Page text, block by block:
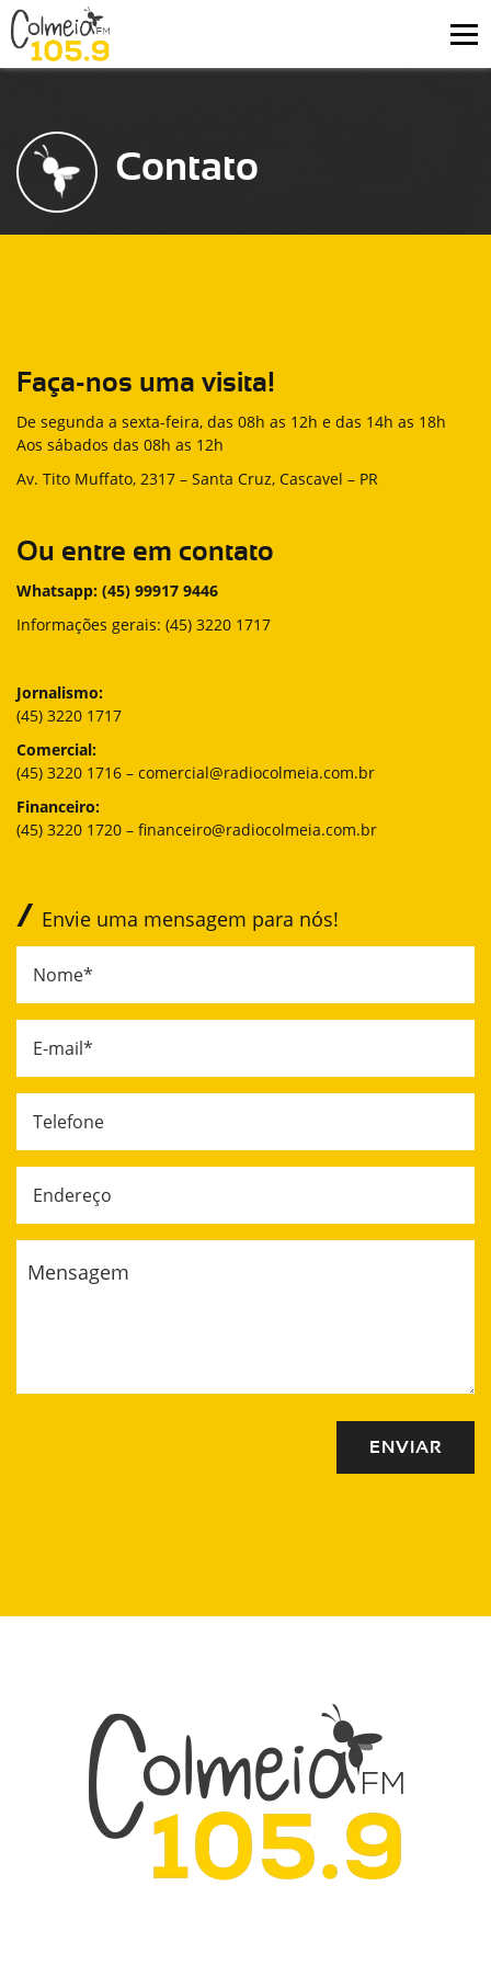
Contato
Faça-nos uma visita!
De segunda a sexta-feira, das 08h as 12h e das 14h as 18h
Aos sábados das 08h as 12h
Av. Tito Muffato, 2317 – Santa Cruz, Cascavel – PR
Ou entre em contato
Whatsapp: (45) 99917 9446
Informações gerais: (45) 3220 1717
Jornalismo:
(45) 3220 1717
Comercial:
(45) 3220 1716 – comercial@radiocolmeia.com.br
Financeiro:
(45) 3220 1720 – financeiro@radiocolmeia.com.br
/ Envie uma mensagem para nós!